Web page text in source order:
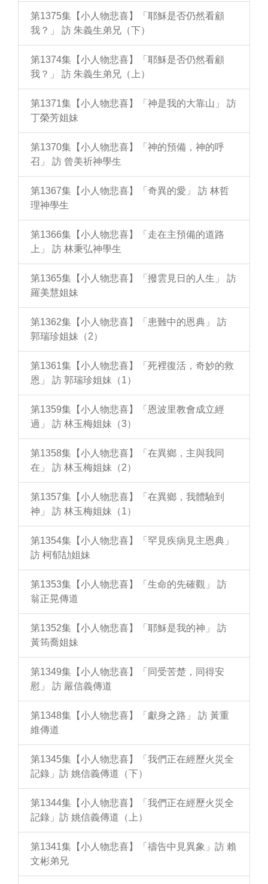
第1375集【小人物悲喜】「耶穌是否仍然看顧
我？」 訪 朱義生弟兄（下）
第1374集【小人物悲喜】「耶穌是否仍然看顧
我？」 訪 朱義生弟兄（上）
第1371集【小人物悲喜】「神是我的大靠山」 訪
丁榮芳姐妹
第1370集【小人物悲喜】「神的預備，神的呼
召」 訪 曾美祈神學生
第1367集【小人物悲喜】「奇異的愛」 訪 林哲
理神學生
第1366集【小人物悲喜】「走在主預備的道路
上」 訪 林秉弘神學生
第1365集【小人物悲喜】「撥雲見日的人生」 訪
羅美慧姐妹
第1362集【小人物悲喜】「患難中的恩典」 訪
郭瑞珍姐妹（2）
第1361集【小人物悲喜】「死裡復活，奇妙的救
恩」 訪 郭瑞珍姐妹（1）
第1359集【小人物悲喜】「恩波里教會成立經
過」 訪 林玉梅姐妹（3）
第1358集【小人物悲喜】「在異鄉，主與我同
在」 訪 林玉梅姐妹（2）
第1357集【小人物悲喜】「在異鄉，我體驗到
神」 訪 林玉梅姐妹（1）
第1354集【小人物悲喜】「罕見疾病見主恩典」
訪 柯郁劼姐妹
第1353集【小人物悲喜】「生命的先確觀」 訪
翁正晃傳道
第1352集【小人物悲喜】「耶穌是我的神」 訪
黃筠喬姐妹
第1349集【小人物悲喜】「同受苦楚，同得安
慰」 訪 嚴信義傳道
第1348集【小人物悲喜】「獻身之路」 訪 黃重
維傳道
第1345集【小人物悲喜】「我們正在經歷火災全
記錄」訪 姚信義傳道（下）
第1344集【小人物悲喜】「我們正在經歷火災全
記錄」訪 姚信義傳道（上）
第1341集【小人物悲喜】「禱告中見異象」訪 賴
文彬弟兄